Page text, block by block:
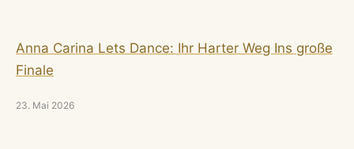
Anna Carina Lets Dance: Ihr Harter Weg Ins große
Finale
23. Mai 2026